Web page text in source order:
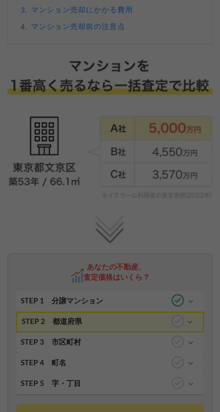
3. マンション売却にかかる費用
4. マンション売却前の注意点
あなたの不動産、
査定価格はいくら？
STEP 1 分譲マンション
STEP 2 都道府県
STEP 3 市区町村
STEP 4 町名
STEP 5 字・丁目